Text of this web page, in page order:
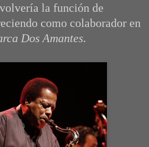
la función de
como colaborador en
Dos Amantes.